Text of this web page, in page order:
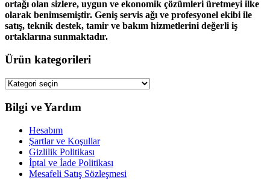
ortağı olan sizlere, uygun ve ekonomik çözümleri üretmeyi ilke
olarak benimsemiştir. Geniş servis ağı ve profesyonel ekibi ile
satış, teknik destek, tamir ve bakım hizmetlerini değerli iş
ortaklarına sunmaktadır.
Ürün kategorileri
Bilgi ve Yardım
Hesabım
Şartlar ve Koşullar
Gizlilik Politikası
İptal ve İade Politikası
Mesafeli Satış Sözleşmesi